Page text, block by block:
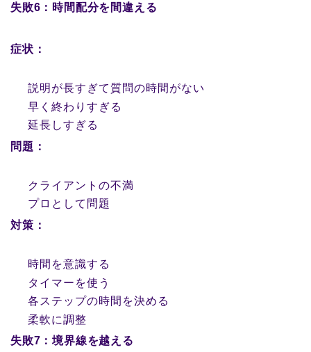
失敗6：時間配分を間違える
症状：
説明が長すぎて質問の時間がない
早く終わりすぎる
延長しすぎる
問題：
クライアントの不満
プロとして問題
対策：
時間を意識する
タイマーを使う
各ステップの時間を決める
柔軟に調整
失敗7：境界線を越える